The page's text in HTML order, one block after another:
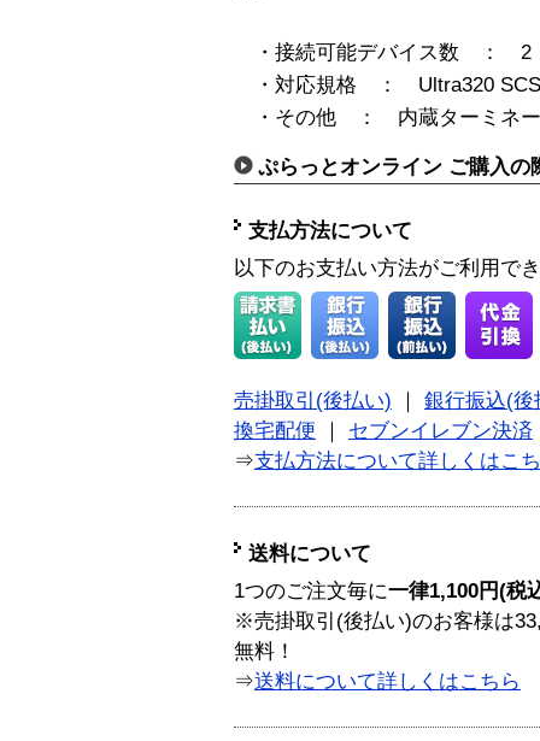
・接続可能デバイス数 ： 2
・対応規格 ： Ultra320
・その他 ： 内蔵ターミネ
ぷらっとオンライン ご購入の
支払方法について
以下のお支払い方法がご利用で
売掛取引(後払い)
銀行振込(後
換宅配便
セブンイレブン決済
⇒支払方法について詳しくはこ
送料について
1つのご注文毎に一律1,100円(税
※売掛取引(後払い)のお客様は
無料！
⇒送料について詳しくはこちら